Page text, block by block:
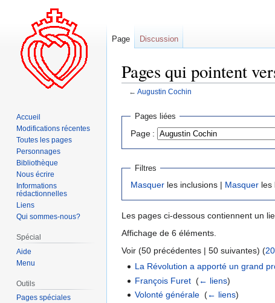
Pages qui pointent
← Augustin Cochin
Aller
navigation
Aller
recherche
Pages liées
Page :
Filtres
Masquer les inclusions | Masquer les
Les pages ci-dessous contiennent un
Affichage de 6 éléments.
Voir (50 précédentes | 50 suivantes) (20
La Révolution a apporté un grand
François Furet ‎(← liens)
Volonté générale ‎(← liens)
Page Discussion
Accueil
Modifications récentes
Toutes les pages
Personnages
Bibliothèque
Nous écrire
Informations
rédactionnelles
Liens
Qui sommes-nous?
Spécial
Aide
Menu
Outils
Pages spéciales